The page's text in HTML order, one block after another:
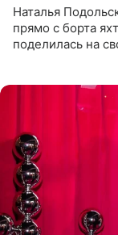
Наталья
прямо с борта
поделилась на